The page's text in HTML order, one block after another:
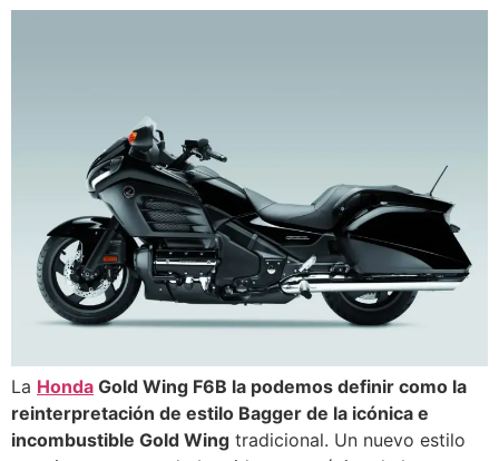
La Honda Gold Wing F6B la podemos definir como la
reinterpretación de estilo Bagger de la icónica e
incombustible Gold Wing tradicional. Un nuevo estilo